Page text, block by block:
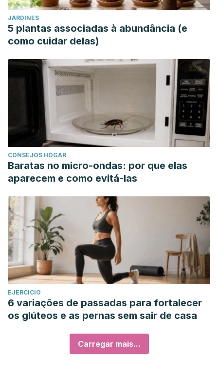
JARDINES
5 plantas associadas à abundância (e
como cuidar delas)
CONSEJOS HOGAR
Baratas no micro-ondas: por que elas
aparecem e como evitá-las
EJERCICIO
6 variações de passadas para fortalecer
os glúteos e as pernas sem sair de casa
Carregar mais...